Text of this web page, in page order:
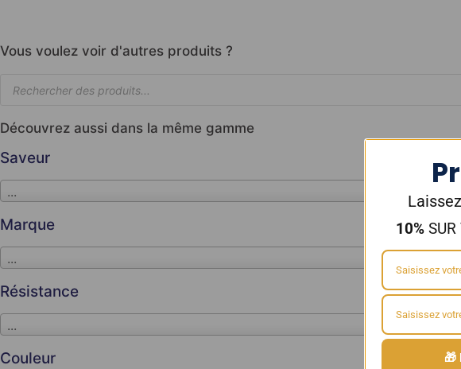
Vous voulez voir d'autres produits ?
Découvrez aussi dans la même gamme
Saveur
...
Marque
...
Résistance
...
Couleur
10%SUR
🎁